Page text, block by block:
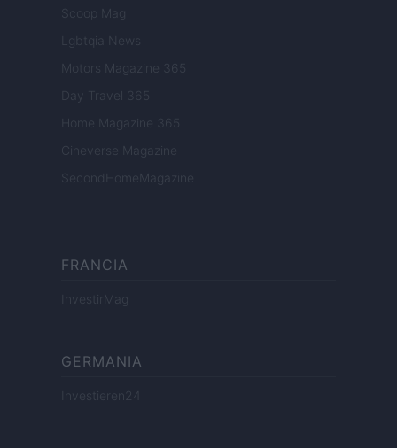
Scoop Mag
Lgbtqia News
Motors Magazine 365
Day Travel 365
Home Magazine 365
Cineverse Magazine
SecondHomeMagazine
FRANCIA
InvestirMag
GERMANIA
Investieren24